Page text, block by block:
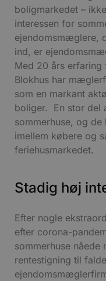
boligmarkedet –
interessen for
ejendomsmæglere,
ind, er
Med 20 års
Blokhus har
som en markant
boliger. En stor del
sommerhuse, og
imellem købere og
feriehusmarkedet.
Stadig høj
Efter nogle
efter corona-
sommerhuse nåede
rentestigning til